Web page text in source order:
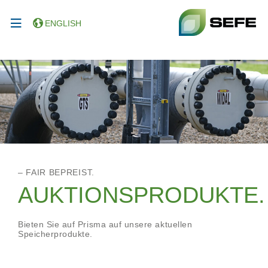
ENGLISH
– FAIR BEPREIST.
AUKTIONSPRODUKTE.
Bieten Sie auf Prisma auf unsere aktuellen
Speicherprodukte.